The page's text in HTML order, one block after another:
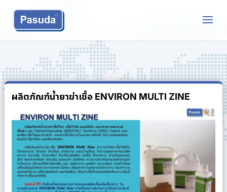
ผลิตภัณฑ์น้ำยาฆ่าเชื้อ ENVIRON MULTI ZINE